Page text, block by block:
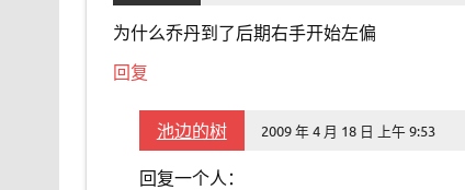
为什么乔丹到了后期右手开始左偏
回复
池边的树 2009 年 4 月 18 日 上午 9:53
回复一个人：